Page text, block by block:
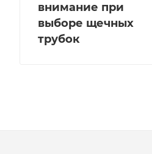
внимание при
выборе щечных
трубок